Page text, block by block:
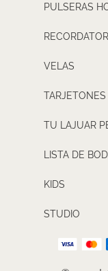
PULSERAS
VELAS
TARJETONES
TU LAJUAR
LISTA DE
KIDS
STUDIO